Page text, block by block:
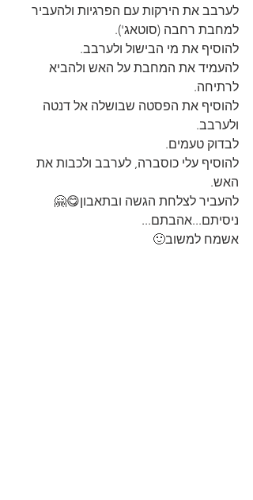
לערבב את הירקות עם הפרגיות ולהעביר
למחבת רחבה (סוטאג').
להוסיף את מי הבישול ולערבב.
להעמיד את המחבת על האש ולהביא
לרתיחה.
להוסיף את הפסטה שבושלה אל דנטה
ולערבב.
לבדוק טעמים.
להוסיף עלי כוסברה, לערבב ולכבות את
האש.
להעביר לצלחת הגשה ובתאבון😋🤗
ניסיתם...אהבתם...
אשמח למשוב🙂